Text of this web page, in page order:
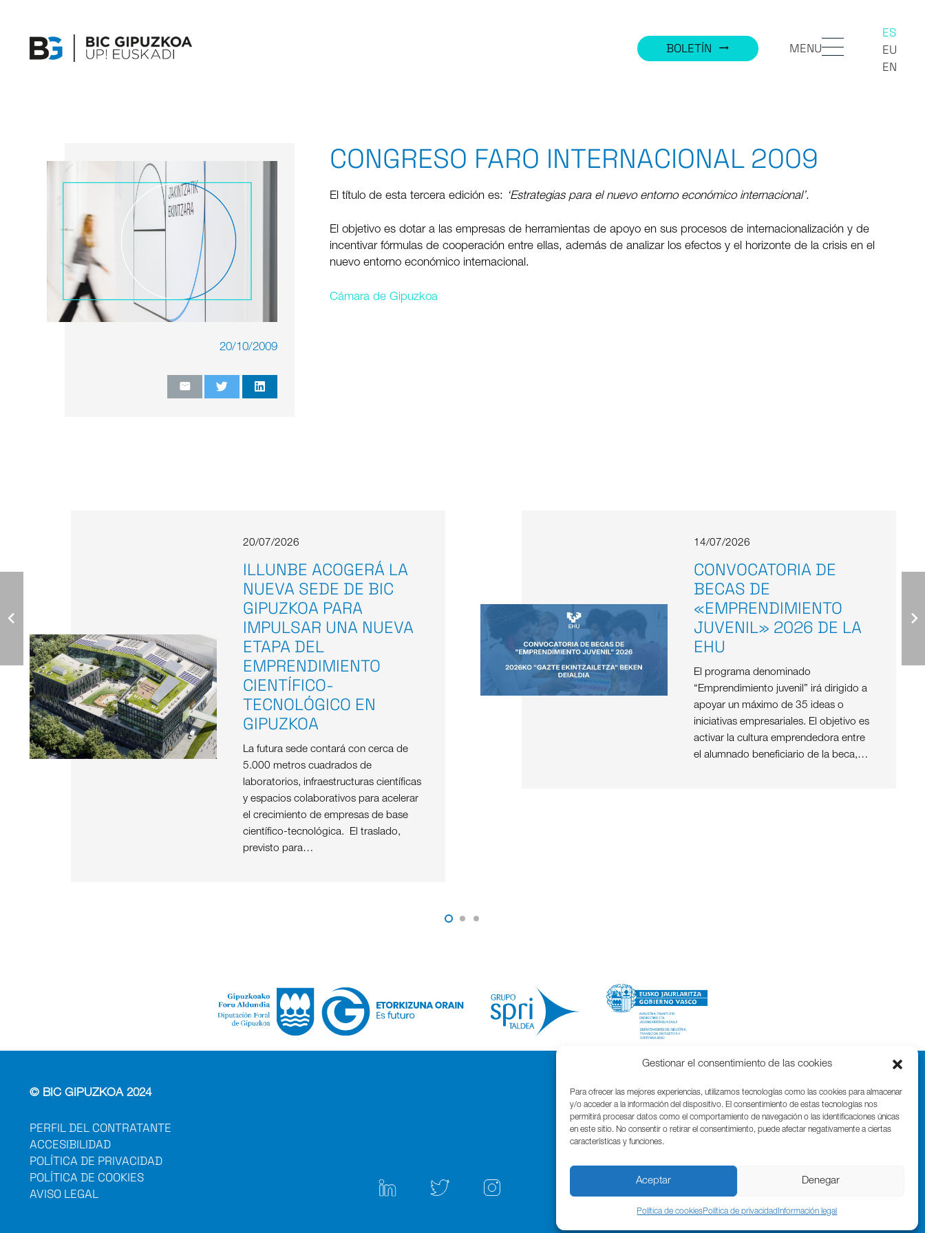
Gestionar el consentimiento de las cookies
Para ofrecer las mejores experiencias, utilizamos tecnologías como las cookies para almacenar
y/o acceder a la información del dispositivo. El consentimiento de estas tecnologías nos
permitirá procesar datos como el comportamiento de navegación o las identificaciones únicas
en este sitio. No consentir o retirar el consentimiento, puede afectar negativamente a ciertas
características y funciones.
Aceptar Denegar
Política de cookiesPolítica de privacidad Información legal
BOLETÍN trending_flat MENU
ES
EU
EN
20/10/2009
CONGRESO FARO INTERNACIONAL 2009
El título de esta tercera edición es: ‘Estrategias para el nuevo entorno económico internacional’.
El objetivo es dotar a las empresas de herramientas de apoyo en sus procesos de internacionalización y de
incentivar fórmulas de cooperación entre ellas, además de analizar los efectos y el horizonte de la crisis en el
nuevo entorno económico internacional.
Cámara de Gipuzkoa
20/07/2026
ILLUNBE ACOGERÁ LA
NUEVA SEDE DE BIC
GIPUZKOA PARA
IMPULSAR UNA NUEVA
ETAPA DEL
EMPRENDIMIENTO
CIENTÍFICO-
TECNOLÓGICO EN
GIPUZKOA
La futura sede contará con cerca de
5.000 metros cuadrados de
laboratorios, infraestructuras científicas
y espacios colaborativos para acelerar
el crecimiento de empresas de base
científico-tecnológica. El traslado,
previsto para…
14/07/2026
CONVOCATORIA DE
BECAS DE
«EMPRENDIMIENTO
JUVENIL» 2026 DE LA
EHU
El programa denominado
“Emprendimiento juvenil” irá dirigido a
apoyar un máximo de 35 ideas o
iniciativas empresariales. El objetivo es
activar la cultura emprendedora entre
el alumnado beneficiario de la beca,…
© BIC GIPUZKOA 2024
PERFIL DEL CONTRATANTE
ACCESIBILIDAD
POLÍTICA DE PRIVACIDAD
POLÍTICA DE COOKIES
AVISO LEGAL
20014 Donostia / San Sebastián
T. (+34) 943 000 999 | bic@bicgipuzkoa.eus